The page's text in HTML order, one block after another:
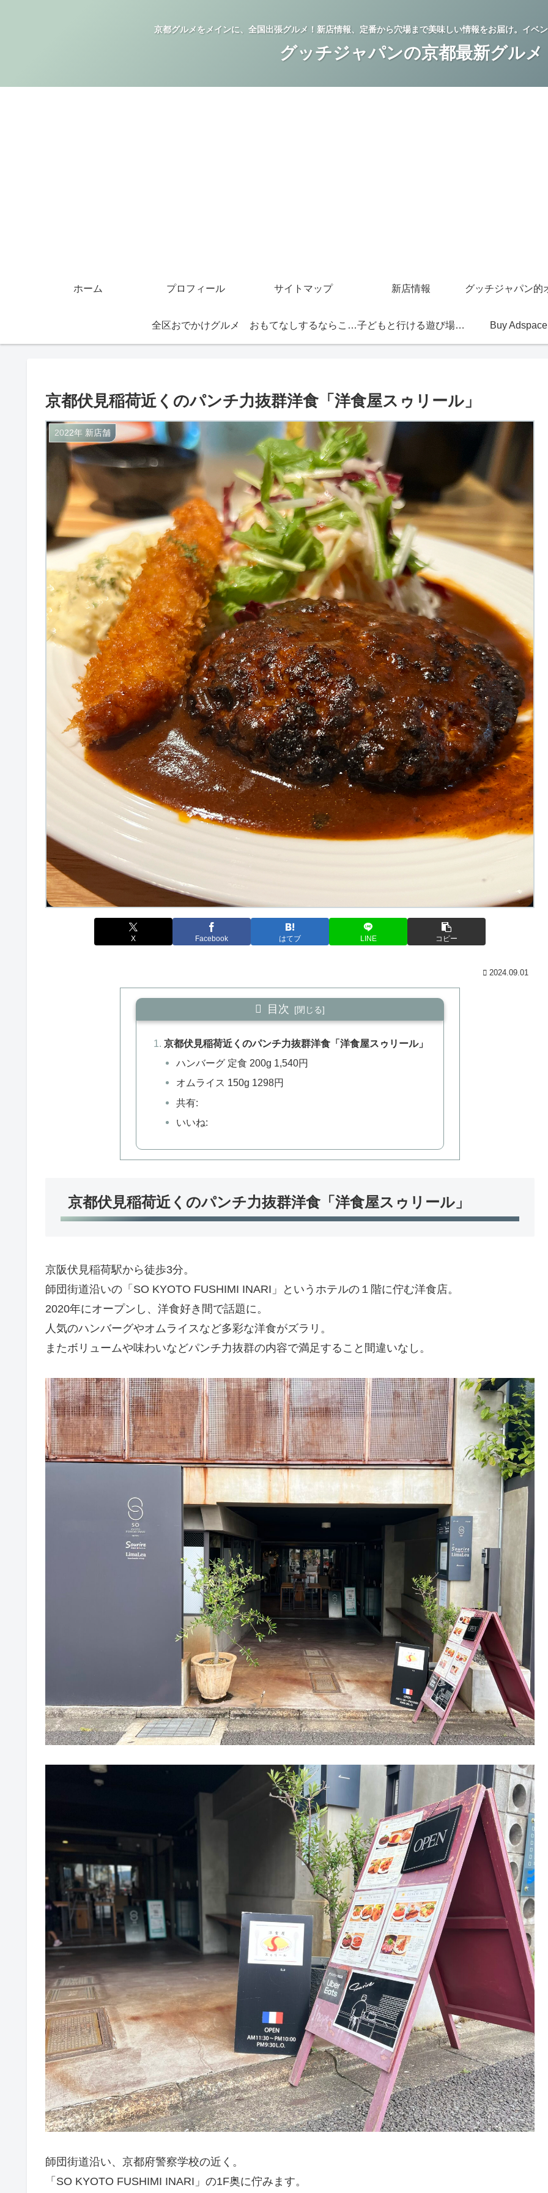
京都グルメをメインに、全国出張グルメ！新店情報、定番から穴場まで美味しい情報をお届け。イベ
グッチジャパンの京都最新グルメ
ホーム プロフィール サイトマップ 新店情報
全区おでかけグルメ おもてなしするならこの店 子どもと行ける遊び場・お店 Buy Adspace
京都伏見稲荷近くのパンチ力抜群洋食「洋食屋スゥリール」
2022年 新店舗
X Facebook はてブ LINE コピー
2024.09.01
目次
京都伏見稲荷近くのパンチ力抜群洋食「洋食屋スゥリール」
ハンバーグ 定食 200g 1,540円
オムライス 150g 1298円
共有:
いいね:
京都伏見稲荷近くのパンチ力抜群洋食「洋食屋スゥリール」
京阪伏見稲荷駅から徒歩3分。
師団街道沿いの「SO KYOTO FUSHIMI INARI」というホテルの１階に佇む洋食店。
2020年にオープンし、洋食好き間で話題に。
人気のハンバーグやオムライスなど多彩な洋食がズラリ。
またボリュームや味わいなどパンチ力抜群の内容で満足すること間違いなし。
師団街道沿い、京都府警察学校の近く。
「SO KYOTO FUSHIMI INARI」の1F奥に佇みます。